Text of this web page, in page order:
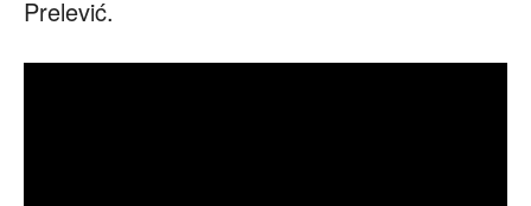
Prelević.